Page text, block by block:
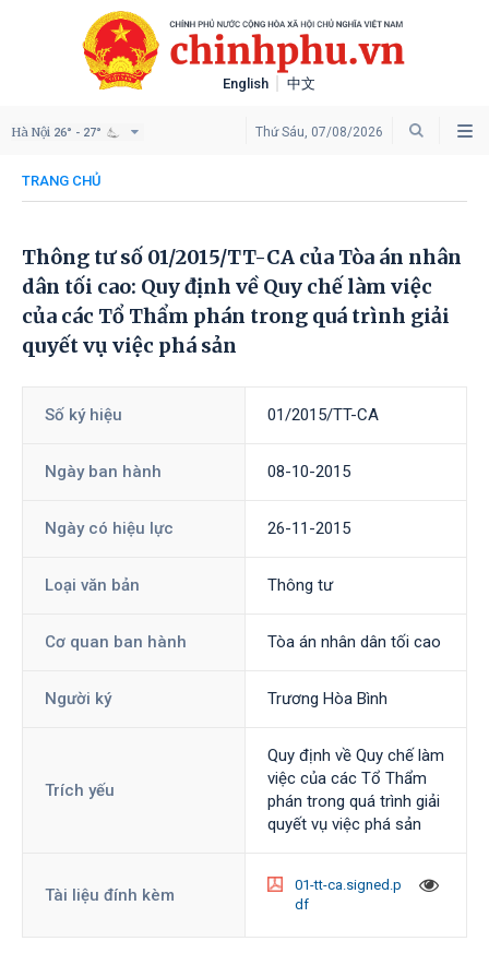
English 中文
Thứ Sáu, 07/08/2026
Hà Nội 26° - 27°
TRANG CHỦ
Thông tư số 01/2015/TT-CA của Tòa án nhân
dân tối cao: Quy định về Quy chế làm việc
của các Tổ Thẩm phán trong quá trình giải
quyết vụ việc phá sản
Số ký hiệu 01/2015/TT-CA
Ngày ban hành 08-10-2015
Ngày có hiệu lực 26-11-2015
Loại văn bản Thông tư
Cơ quan ban hành Tòa án nhân dân tối cao
Người ký Trương Hòa Bình
Trích yếu
Quy định về Quy chế làm
việc của các Tổ Thẩm
phán trong quá trình giải
quyết vụ việc phá sản
Tài liệu đính kèm
01-tt-ca.signed.p
df